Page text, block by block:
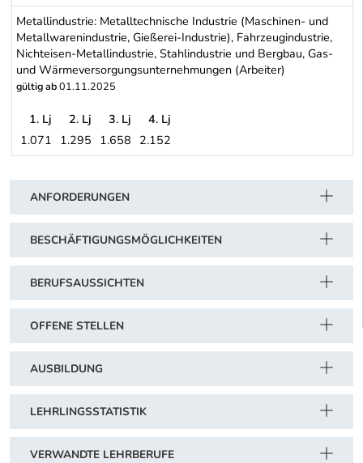
Metallgewerbe und Elektrogewerbe (Arbeiter)
Metallindustrie: Metalltechnische Industrie (Maschinen- und
Metallwarenindustrie, Gießerei-Industrie), Fahrzeugindustrie,
Nichteisen-Metallindustrie, Stahlindustrie und Bergbau, Gas-
und Wärmeversorgungsunternehmungen (Arbeiter)
gültig ab01.11.2025
Metallindustrie: Metalltechnische Industrie (Maschinen- und
1. Lj 2. Lj 3. Lj
4. Lj
1.071 1.295 1.658 2.152
ANFORDERUNGEN
BESCHÄFTIGUNGSMÖGLICHKEITEN
BERUFSAUSSICHTEN
OFFENE STELLEN
AUSBILDUNG
LEHRLINGSSTATISTIK
VERWANDTE LEHRBERUFE